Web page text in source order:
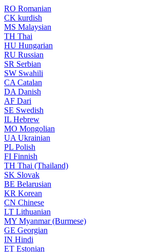
RO Romanian
CK kurdish
MS Malaysian
TH Thai
HU Hungarian
RU Russian
SR Serbian
SW Swahili
CA Catalan
DA Danish
AF Dari
SE Swedish
IL Hebrew
MO Mongolian
UA Ukrainian
PL Polish
FI Finnish
TH Thai (Thailand)
SK Slovak
BE Belarusian
KR Korean
CN Chinese
LT Lithuanian
MY Myanmar (Burmese)
GE Georgian
IN Hindi
ET Estonian